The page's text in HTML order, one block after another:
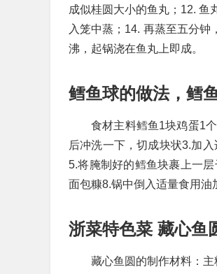
成似桂圆大小的鱼丸；12. 鱼
入笼中蒸；14. 再蒸至五分
沸，起锅浇在鱼丸上即成。
鳕鱼球的做法，鳕
食材主料鳕鱼1块鸡蛋1
后冲洗一下，切成块状3.加
5.将腌制好的鳕鱼块裹上一
面包糠8.锅中倒入适量食用
浙菜特色菜 藏心鱼
藏心鱼圆的制作材料：